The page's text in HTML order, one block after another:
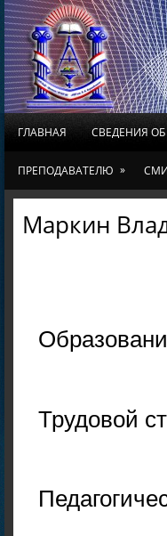
ГЛАВНАЯ СВЕДЕНИЯ
ПРЕПОДАВАТЕЛЮ »
Маркин
Трудовой